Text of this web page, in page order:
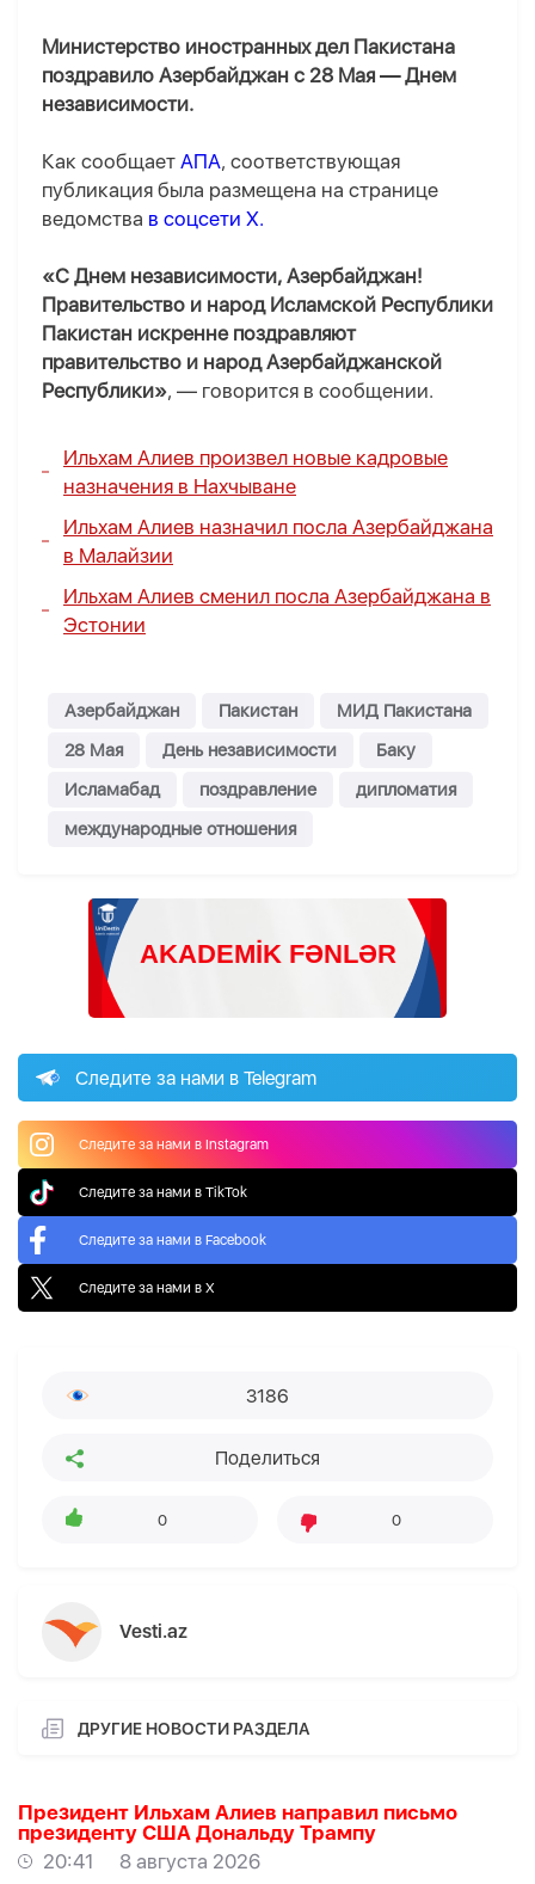
Министерство иностранных дел Пакистана
поздравило Азербайджан с 28 Мая — Днем
независимости.
Как сообщает АПА, соответствующая
публикация была размещена на странице
ведомства в соцсети X.
«С Днем независимости, Азербайджан!
Правительство и народ Исламской Республики
Пакистан искренне поздравляют
правительство и народ Азербайджанской
Республики», — говорится в сообщении.
Ильхам Алиев произвел новые кадровые
назначения в Нахчыване
Ильхам Алиев назначил посла Азербайджана
в Малайзии
Ильхам Алиев сменил посла Азербайджана в
Эстонии
Азербайджан Пакистан
МИД Пакистана
28 Мая
День независимости
Баку
Исламабад
поздравление
дипломатия
международные отношения
Следите за нами в Telegram
Следите за нами в Instagram
Следите за нами в TikTok
Следите за нами в Facebook
Следите за нами в X
3186
Поделиться
0 0
Vesti.az
ДРУГИЕ НОВОСТИ РАЗДЕЛА
Президент Ильхам Алиев направил письмо
президенту США Дональду Трампу
20:41
8 августа 2026